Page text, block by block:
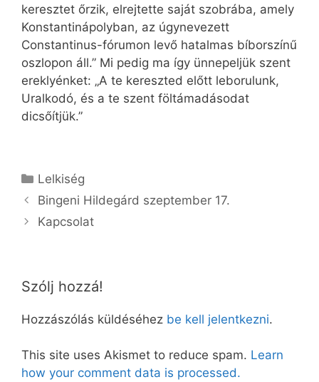
keresztet őrzik, elrejtette saját szobrába, amely
Konstantinápolyban, az úgynevezett
Constantinus-fórumon levő hatalmas bíborszínű
oszlopon áll.” Mi pedig ma így ünnepeljük szent
ereklyénket: „A te kereszted előtt leborulunk,
Uralkodó, és a te szent föltámadásodat
dicsőítjük.”
Kategória
Lelkiség
Bingeni Hildegárd szeptember 17.
Kapcsolat
Szólj hozzá!
Hozzászólás küldéséhez be kell jelentkezni.
This site uses Akismet to reduce spam. Learn
how your comment data is processed.